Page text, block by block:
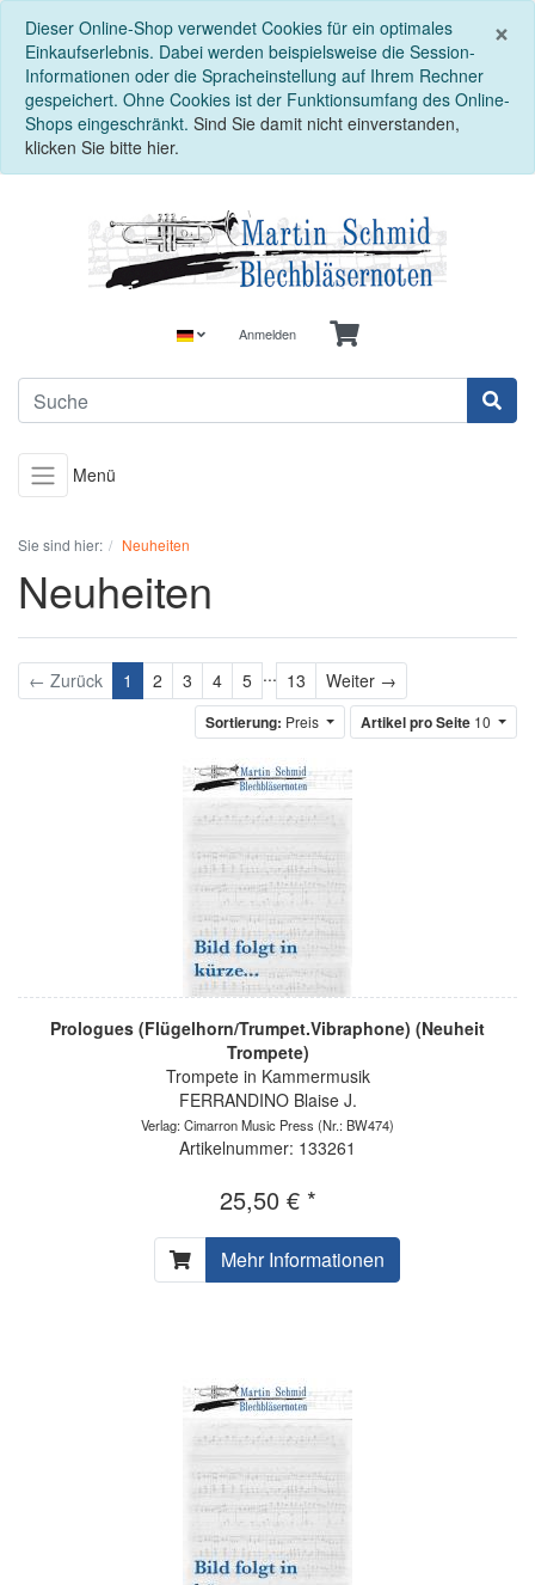
×
Dieser Online-Shop verwendet Cookies für ein optimales
Einkaufserlebnis. Dabei werden beispielsweise die Session-
Informationen oder die Spracheinstellung auf Ihrem Rechner
gespeichert. Ohne Cookies ist der Funktionsumfang des Online-
Shops eingeschränkt. Sind Sie damit nicht einverstanden,
klicken Sie bitte hier.
Anmelden
Menü
Sie sind hier: Neuheiten
Neuheiten
← Zurück 1 2 3 4 5 ... 13 Weiter →
Sortierung: Preis Artikel pro Seite 10
Prologues (Flügelhorn/Trumpet.Vibraphone) (Neuheit
Trompete)
Trompete in Kammermusik
FERRANDINO Blaise J.
Verlag: Cimarron Music Press (Nr.: BW474)
Artikelnummer: 133261
25,50 € *
Mehr Informationen